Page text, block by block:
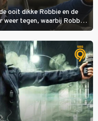
ooit dikke Robbie en de
weer tegen, waarbij Robbie,
voor de CIA, Calvins hulp